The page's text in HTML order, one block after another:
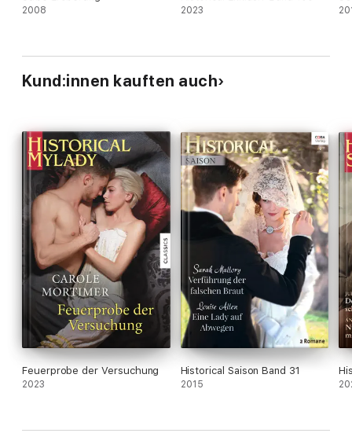
2008 2023
Kund:innen kauften auch
Feuerprobe der Versuchung
2023
Historical Saison Band 31
2015